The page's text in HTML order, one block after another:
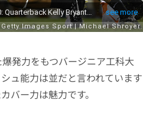
発力をもつバージニア工科大
ュ能力は並だと言われています
バー力は魅力です。